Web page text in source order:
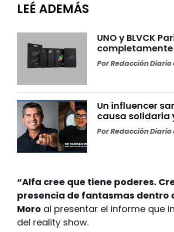
LEÉ ADEMÁS
UNO y BLVCK
PorRedacción Diario
Un influencer
causa solidaria
PorRedacción Diario
“Alfa cree que tiene poderes.
presencia de fantasmas dentro
Moro al presentar el informe que
del reality show.